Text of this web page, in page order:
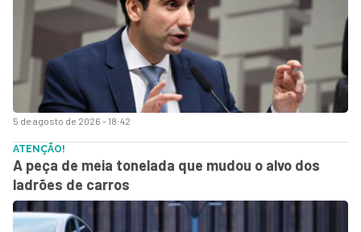
5 de agosto de 2026 - 18:42
ATENÇÃO!
A peça de meia tonelada que mudou o alvo dos
ladrões de carros